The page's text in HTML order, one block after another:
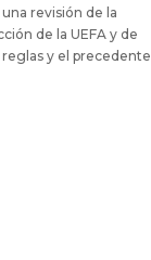
revisión de la
de la UEFA y de
reglas y el precedente